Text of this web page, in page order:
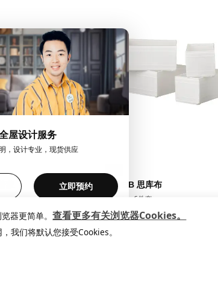
屋设计服务
，设计专业，现货供应
立即预约
器更简单。查看更多有关浏览器Cookies。
我们将默认您接受Cookies。